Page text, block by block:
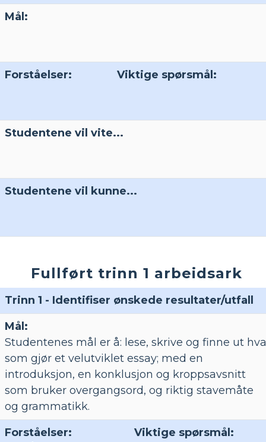
Mål:
Forståelser: Viktige spørsmål:
Studentene vil vite...
Studentene vil kunne...
Fullført trinn 1 arbeidsark
Trinn 1 - Identifiser ønskede resultater/utfall
Mål:
Studentenes mål er å: lese, skrive og finne ut hva
som gjør et velutviklet essay; med en
introduksjon, en konklusjon og kroppsavsnitt
som bruker overgangsord, og riktig stavemåte
og grammatikk.
Forståelser:
Viktige spørsmål: